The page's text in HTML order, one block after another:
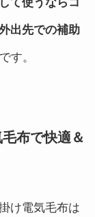
出先での補助
す。
布で快適＆
け電気毛布は